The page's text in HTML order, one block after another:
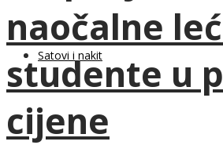
Satovi i nakit
naočalne
studente u
cijene